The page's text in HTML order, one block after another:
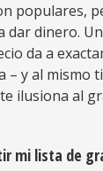
populares,
dar dinero.
da a
– y al mismo
ilusiona al
mi lista de